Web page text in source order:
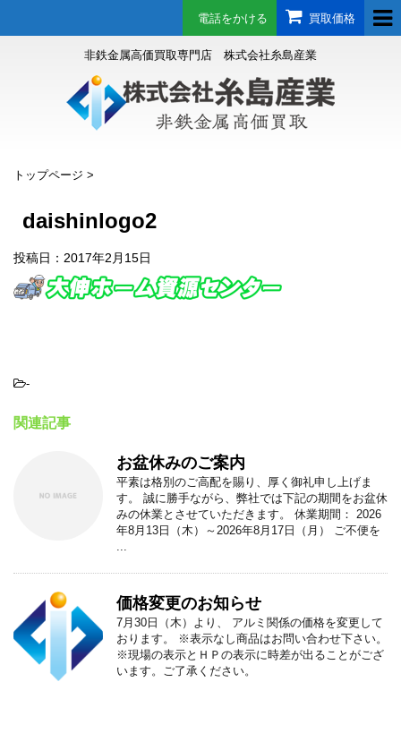
買取価格
電話をかける
非鉄金属高価買取専門店 株式会社糸島産業
トップページ >
daishinlogo2
投稿日： 2017年2月15日
-
関連記事
お盆休みのご案内
平素は格別のご高配を賜り、厚く御礼申し上げま
す。 誠に勝手ながら、弊社では下記の期間をお盆休
みの休業とさせていただきます。 休業期間： 2026
年8月13日（木）～2026年8月17日（月） ご不便を
...
価格変更のお知らせ
7月30日（木）より、 アルミ関係の価格を変更して
おります。 ※表示なし商品はお問い合わせ下さい。
※現場の表示とＨＰの表示に時差が出ることがござ
います。ご了承ください。